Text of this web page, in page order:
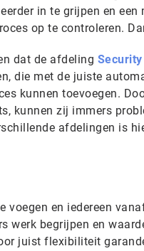
in te grijpen en
op te controleren.
dat de afdeling Security
die met de juiste
kunnen toevoegen.
kunnen zij immers
afdelingen is
voegen en iedereen
werk begrijpen en
juist flexibiliteit